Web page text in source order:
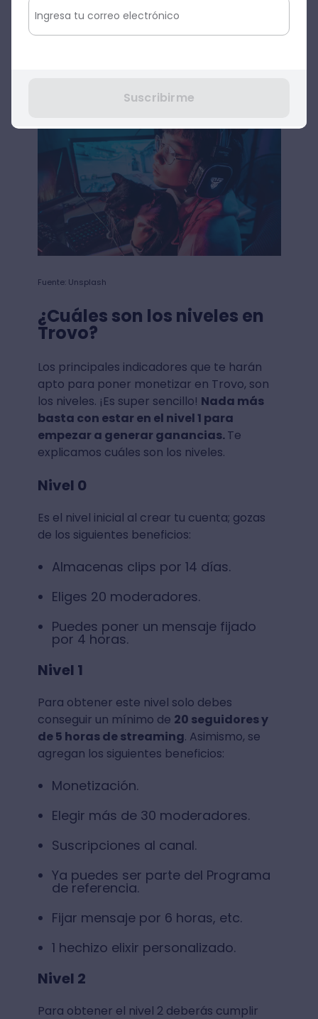
los requisitos para monetizar en Trovo
¡no te preocupes! Únicamente basta con
Fuente: Unsplash
¿Cuáles son los niveles en
Trovo?
Los principales indicadores que te harán
apto para poner monetizar en Trovo, son
los niveles. ¡Es super sencillo! Nada más
basta con estar en el nivel 1 para
empezar a generar ganancias.Te
explicamos cuáles son los niveles.
Nivel 0
Es el nivel inicial al crear tu cuenta; gozas
de los siguientes beneficios:
Almacenas clips por 14 días.
Eliges 20 moderadores.
Puedes poner un mensaje fijado
por 4 horas.
Nivel 1
Para obtener este nivel solo debes
conseguir un mínimo de 20 seguidores y
de 5 horas de streaming. Asimismo, se
agregan los siguientes beneficios:
Monetización.
Elegir más de 30 moderadores.
Suscripciones al canal.
Ya puedes ser parte del Programa
de referencia.
Fijar mensaje por 6 horas, etc.
1 hechizo elixir personalizado.
Nivel 2
Para obtener el nivel 2 deberás cumplir
Suscribirme